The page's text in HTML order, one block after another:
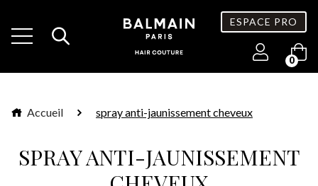
ESPACE PRO
0
Accueil spray anti-jaunissement cheveux
SPRAY ANTI-JAUNISSEMENT